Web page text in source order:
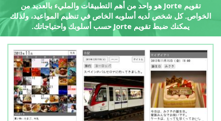
تقويم Jorte هو واحد من أهم التطبيقات والمليء بالعديد من
الخواص. كل شخص لديه أسلوبه الخاص في تنظيم المواعيد، ولذلك
يمكنك ضبط تقويم Jorte حسب أسلوبك واحتياجاتك.